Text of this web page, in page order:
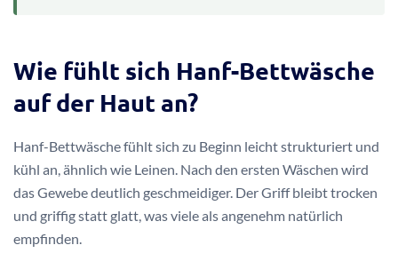
Wie fühlt sich Hanf-Bettwäsche
auf der Haut an?
Hanf-Bettwäsche fühlt sich zu Beginn leicht strukturiert und
kühl an, ähnlich wie Leinen. Nach den ersten Wäschen wird
das Gewebe deutlich geschmeidiger. Der Griff bleibt trocken
und griffig statt glatt, was viele als angenehm natürlich
empfinden.